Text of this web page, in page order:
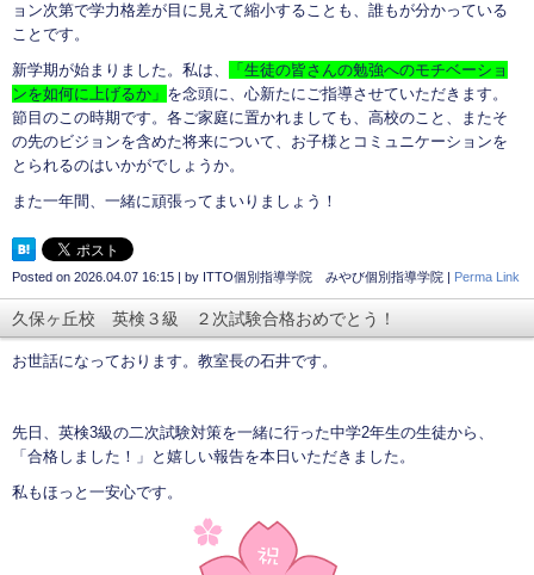
ョン次第で学力格差が目に見えて縮小することも、誰もが分かっている
ことです。
新学期が始まりました。私は、
「生徒の皆さんの勉強へのモチベーショ
ンを如何に上げるか」 を念頭に、心新たにご指導させていただきます。
節目のこの時期です。各ご家庭に置かれましても、高校のこと、またそ
の先のビジョンを含めた将来について、お子様とコミュニケーションを
とられるのはいかがでしょうか。
また一年間、一緒に頑張ってまいりましょう！
Posted on 2026.04.07 16:15 | by ITTO個別指導学院 みやび個別指導学院 | Perma Link
久保ヶ丘校 英検３級 ２次試験合格おめでとう！
お世話になっております。教室長の石井です。
先日、英検3級の二次試験対策を一緒に行った中学2年生の生徒から、
「合格しました！」と嬉しい報告を本日いただきました。
私もほっと一安心です。